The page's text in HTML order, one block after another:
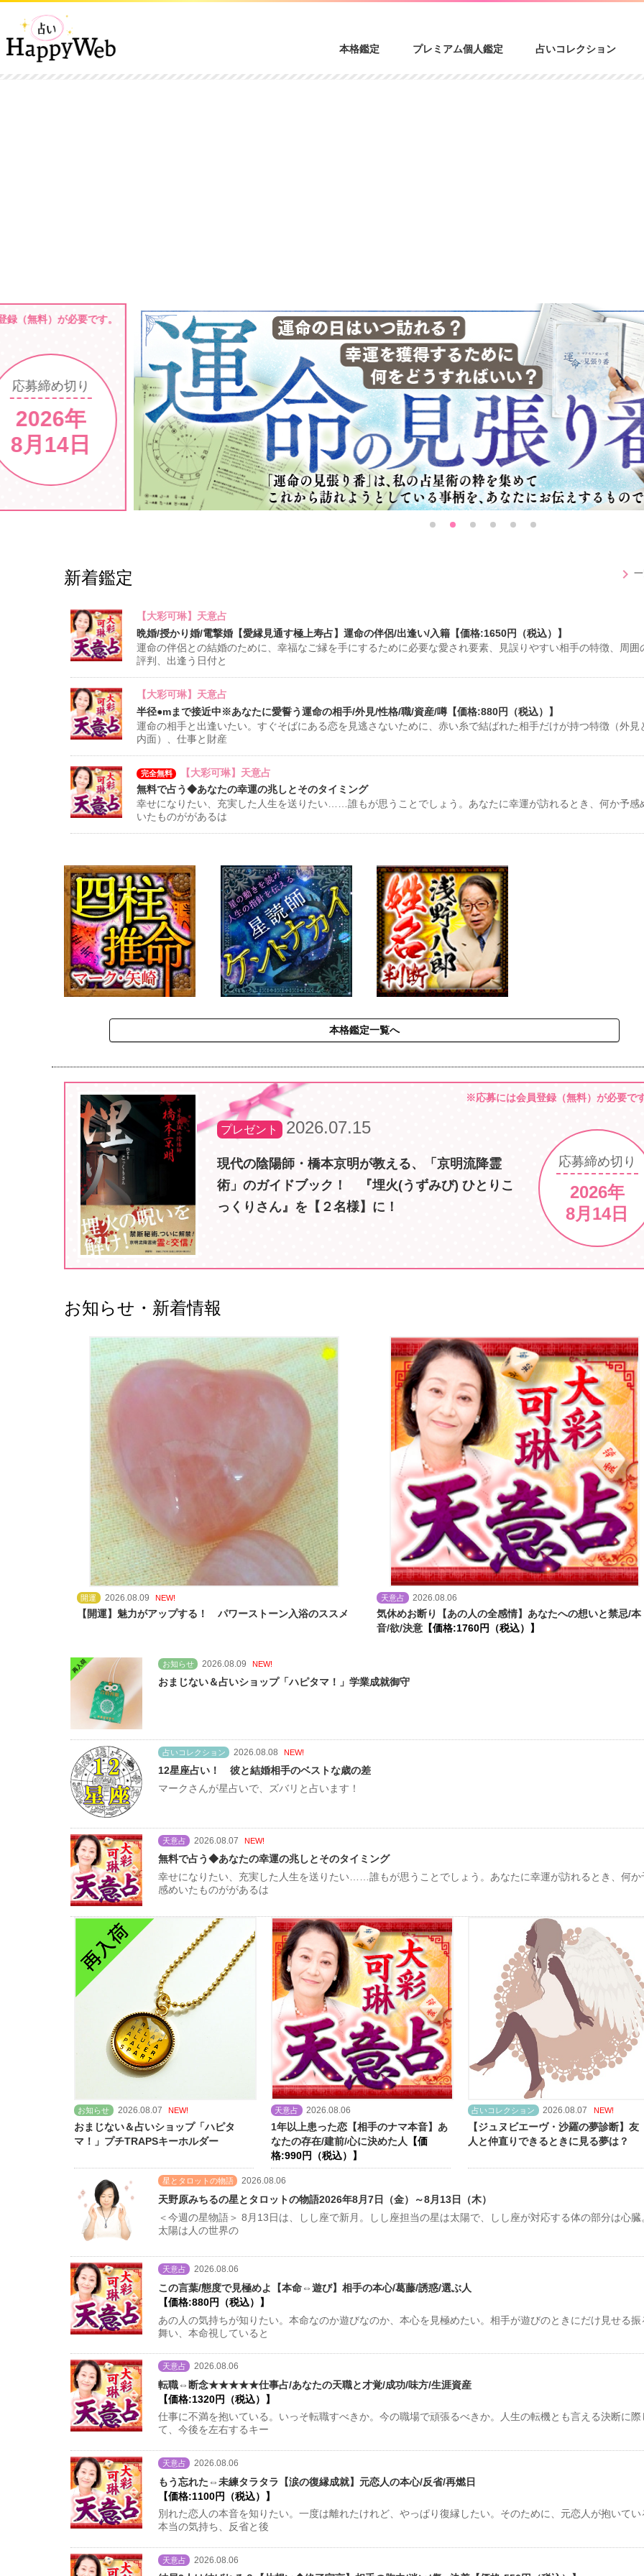
本格鑑定 プレミアム個人鑑定 占いコレクション
新着鑑定 chevron_right
【大彩可琳】天意占
晩婚/授かり婚/電撃婚【愛縁見通す極上寿占】運命の伴侶/出逢い/入籍【価格:1650円（税込）】
運命の伴侶との結婚のために、幸福なご縁を手にするために必要な愛され要素、見誤りやすい相手の特徴、周囲
評判、出逢う日付と
【大彩可琳】天意占
半径●mまで接近中※あなたに愛誓う運命の相手/外見/性格/職/資産/噂【価格:880円（税込）】
運命の相手と出逢いたい。すぐそばにある恋を見逃さないために、赤い糸で結ばれた相手だけが持つ特徴（外見
内面）、仕事と財産
完全無料
【大彩可琳】天意占
無料で占う◆あなたの幸運の兆しとそのタイミング
幸せになりたい、充実した人生を送りたい……誰もが思うことでしょう。あなたに幸運が訪れるとき、何か予感
いたものががあるは
本格鑑定一覧へ
※応募には会員登録（無料）が必要で
プレゼント 2026.07.15
現代の陰陽師・橋本京明が教える、「京明流降霊
術」のガイドブック！ 『埋火(うずみび) ひとりこ
っくりさん』を【２名様】に！
応募締め切り
2026年
8月14日
お知らせ・新着情報
開運 2026.08.09 NEW!
【開運】魅力がアップする！ パワーストーン入浴のススメ
天意占 2026.08.06
気休めお断り【あの人の全感情】あなたへの想いと禁忌/本
音/欲/決意 【価格:1760円（税込）】
お知らせ 2026.08.09 NEW!
おまじない＆占いショップ「ハピタマ！」学業成就御守
占いコレクション 2026.08.08 NEW!
12星座占い！ 彼と結婚相手のベストな歳の差
マークさんが星占いで、ズバリと占います！
天意占 2026.08.07 NEW!
無料で占う◆あなたの幸運の兆しとそのタイミング
幸せになりたい、充実した人生を送りたい……誰もが思うことでしょう。あなたに幸運が訪れるとき、何か
感めいたものががあるは
お知らせ 2026.08.07 NEW!
おまじない＆占いショップ「ハピタ
マ！」プチTRAPSキーホルダー
天意占 2026.08.06
1年以上患った恋【相手のナマ本音】あ
なたの存在/建前/心に決めた人
【価
格:990円（税込）】
占いコレクション 2026.08.07 NEW!
【ジュヌビエーヴ・沙羅の夢診断】友
人と仲直りできるときに見る夢は？
星とタロットの物語 2026.08.06
天野原みちるの星とタロットの物語2026年8月7日（金）～8月13日（木）
＜今週の星物語＞ 8月13日は、しし座で新月。しし座担当の星は太陽で、しし座が対応する体の部分は心臓
太陽は人の世界の
天意占 2026.08.06
この言葉/態度で見極めよ【本命⇔遊び】相手の本心/葛藤/誘惑/選ぶ人
【価格:880円（税込）】
あの人の気持ちが知りたい。本命なのか遊びなのか、本心を見極めたい。相手が遊びのときにだけ見せる振
舞い、本命視していると
天意占 2026.08.06
転職⇔断念★★★★★仕事占/あなたの天職と才覚/成功/味方/生涯資産
【価格:1320円（税込）】
仕事に不満を抱いている。いっそ転職すべきか。今の職場で頑張るべきか。人生の転機とも言える決断に際
て、今後を左右するキー
天意占 2026.08.06
もう忘れた⇔未練タラタラ【涙の復縁成就】元恋人の本心/反省/再燃日
【価格:1100円（税込）】
別れた恋人の本音を知りたい。一度は離れたけれど、やっぱり復縁したい。そのために、元恋人が抱いてい
本当の気持ち、反省と後
天意占 2026.08.06